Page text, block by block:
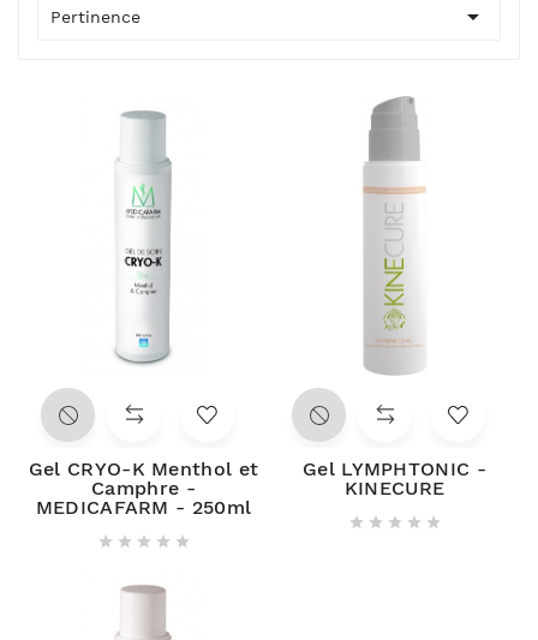
Pertinence 
Gel CRYO-K Menthol et
Camphre -
MEDICAFARM - 250ml
    
Gel LYMPHTONIC -
KINECURE
    